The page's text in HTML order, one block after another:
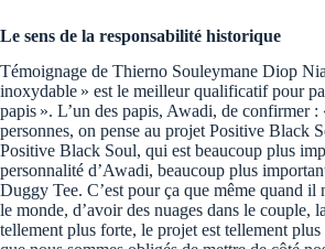
Le sens de la responsabilité historique
Témoignage de Thierno Souleymane Diop
inoxydable » est le meilleur qualificatif pour
papis ». L’un des papis, Awadi, de confirmer :
personnes, on pense au projet Positive Black
Positive Black Soul, qui est beaucoup plus
personnalité d’Awadi, beaucoup plus
Duggy Tee. C’est pour ça que même quand il
le monde, d’avoir des nuages dans le couple,
tellement plus forte, le projet est tellement